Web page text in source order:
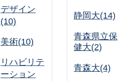
デザイン
(10)
美術(10)
リハビリテ
ーション
静岡大(14)
青森県立保
健大(2)
青森大(4)